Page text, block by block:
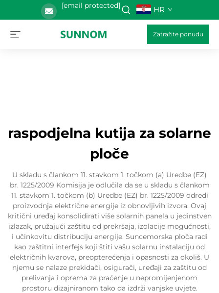
[email protected] HR
Zatražite ponudu
raspodjelna kutija za solarne
ploče
U skladu s člankom 11. stavkom 1. točkom (a) Uredbe (EZ)
br. 1225/2009 Komisija je odlučila da se u skladu s člankom
11. stavkom 1. točkom (b) Uredbe (EZ) br. 1225/2009 odredi
proizvodnja električne energije iz obnovljivih izvora. Ovaj
kritični uređaj konsolidirati više solarnih panela u jedinstven
izlazak, pružajući zaštitu od prekršaja, izolacije mogućnosti,
i učinkovitu distribuciju energije. Suncemorska ploča radi
kao zaštitni interfejs koji štiti vašu solarnu instalaciju od
električnih kvarova, preopterećenja i opasnosti za okoliš. U
njemu se nalaze prekidači, osigurači, uređaji za zaštitu od
prelivanja i oprema za praćenje u nepromijenjenom
prostoru dizajniranom tako da izdrži vanjske uvjete.